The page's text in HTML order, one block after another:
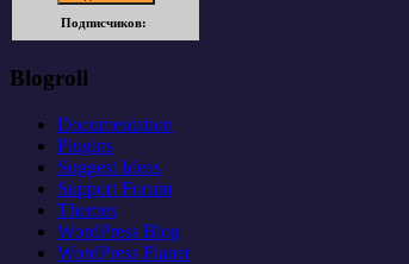
Подписчиков:
Blogroll
Documentation
Plugins
Suggest Ideas
Support Forum
Themes
WordPress Blog
WordPress Planet